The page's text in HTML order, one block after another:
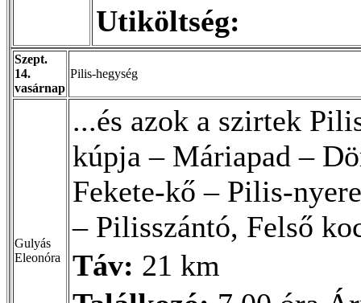
Utiköltség:
Szept.
14.
vasárnap
Pilis-hegység
Gulyás
Eleonóra
...és azok a szirtek
kúpja – Máriapad –
Fekete-kő – Pilis-
– Pilisszántó, Felső
Táv: 21 km